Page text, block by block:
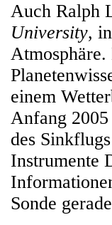
Auch Ralph
University,
Atmosphäre.
einem
Anfang
des
Instrumente
Sonde